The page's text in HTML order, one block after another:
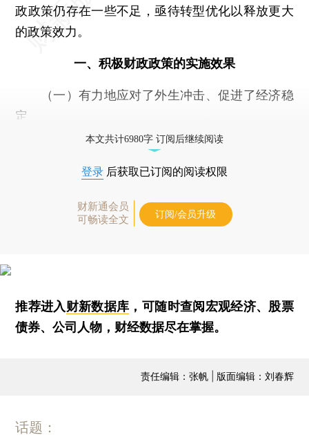
政政策仍存在一些不足，亟待转型优化以释放更大
的政策效力。
一、积极财政政策的实施效果
（一）有力地应对了外生冲击、促进了经济稳
定
本文共计6980字 订阅后继续阅读
登录 后获取已订阅的阅读权限
财新通会员
可畅读全文
订阅/会员升级
推荐进入财新数据库 ，可随时查阅宏观经济、股票
债券、公司人物，财经数据尽在掌握。
责任编辑：张帆 | 版面编辑：刘春辉
话题：